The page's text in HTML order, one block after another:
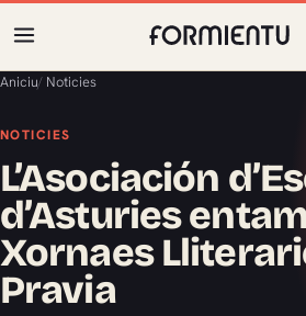
Aniciu/ Noticies
NOTICIES
L’Asociación
d’Asturies
Xornaes
Pravia